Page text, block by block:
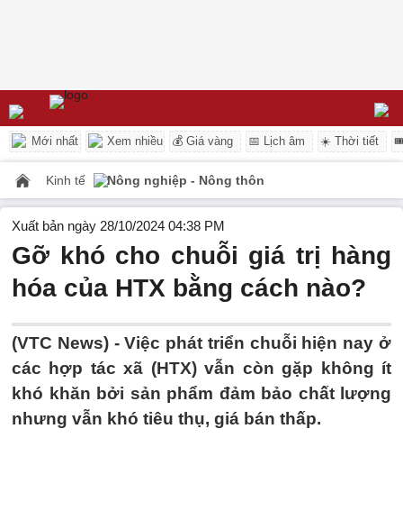
Mới nhất Xem nhiều 💰 Giá vàng 📅 Lịch âm ☀️ Thời tiết
Kinh tế Nông nghiệp - Nông thôn
Xuất bản ngày 28/10/2024 04:38 PM
Gỡ khó cho chuỗi giá trị hàng
hóa của HTX bằng cách nào?
(VTC News) -Việc phát triển chuỗi hiện nay ở
các hợp tác xã (HTX) vẫn còn gặp không ít
khó khăn bởi sản phẩm đảm bảo chất lượng
nhưng vẫn khó tiêu thụ, giá bán thấp.